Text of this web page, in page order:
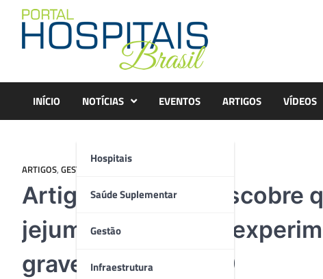
content
INÍCIO NOTÍCIAS
Hospitais
Saúde Suplementar
Gestão
Infraestrutura
EVENTOS ARTIGOS VÍDEOS
ARTIGOS, GESTÃO
Artigo – Estudo descobre
jejum intermitente
graves da Covid-19